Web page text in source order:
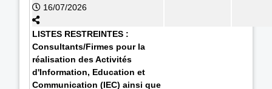
16/07/2026
LISTES RESTREINTES :
Consultants/Firmes pour la
réalisation des Activités
d'Information, Education et
Communication (IEC) ainsi que